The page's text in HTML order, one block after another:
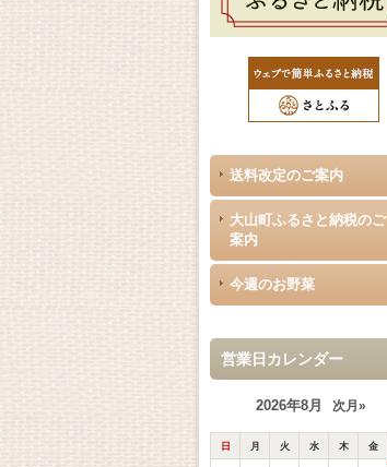
送料改定のご案内
大山町ふるさと納税のご
案内
今週のお野菜
営業日カレンダー
2026年8月 次月»
日 月 火 水 木 金